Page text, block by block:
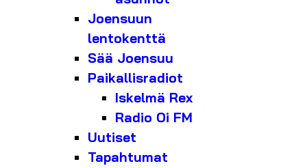
Joensuun
lentokenttä
Sää Joensuu
Paikallisradiot
Iskelmä Rex
Radio Oi FM
Uutiset
Tapahtumat